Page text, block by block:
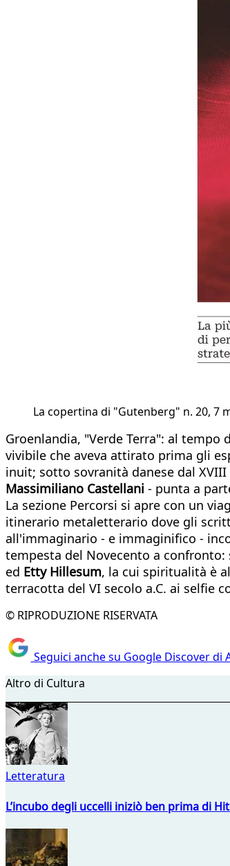
La copertina di "Gutenberg" n. 20, 7
Groenlandia, "Verde Terra": al
vivibile che aveva attirato prima gli
inuit; sotto sovranità danese dal
Massimiliano Castellani - punta a
La sezione Percorsi si apre con un
itinerario metaletterario dove gli
all'immaginario - e immaginifico -
tempesta del Novecento a confronto:
ed Etty Hillesum, la cui spiritualità è
terracotta del VI secolo a.C. ai selfie
© RIPRODUZIONE RISERVATA
Seguici anche su Google Discover di
Altro di Cultura
Letteratura
L’incubo degli uccelli iniziò ben prima di